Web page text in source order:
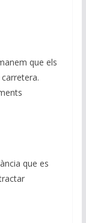
que els
que es